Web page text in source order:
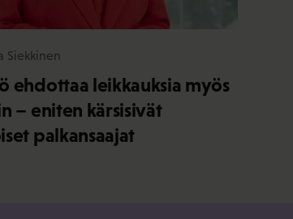
Siekkinen
ehdottaa leikkauksia myös
– eniten kärsisivät
palkansaajat